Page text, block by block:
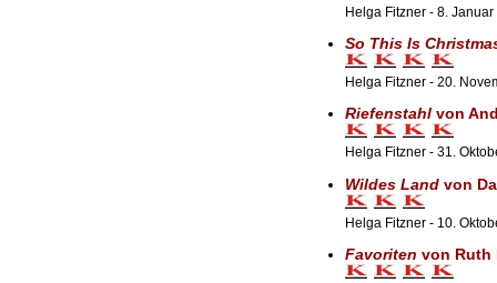
Helga Fitzner - 8. Januar
So This Is
Helga Fitzner - 20.
Riefenstahlvon
Helga Fitzner - 31.
Wildes Landvon
Helga Fitzner - 10.
Favoriten von Ruth